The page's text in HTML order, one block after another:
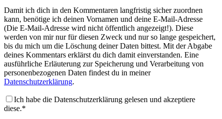
Damit ich dich in den Kommentaren langfristig sicher zuordnen
kann, benötige ich deinen Vornamen und deine E-Mail-Adresse
(Die E-Mail-Adresse wird nicht öffentlich angezeigt!). Diese
werden von mir nur für diesen Zweck und nur so lange gespeichert,
bis du mich um die Löschung deiner Daten bittest. Mit der Abgabe
deines Kommentars erklärst du dich damit einverstanden. Eine
ausführliche Erläuterung zur Speicherung und Verarbeitung von
personenbezogenen Daten findest du in meiner
Datenschutzerklärung.
Ich habe die Datenschutzerklärung gelesen und akzeptiere
diese.*